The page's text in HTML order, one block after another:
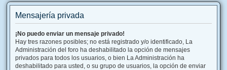
Mensajería privada
¡No puedo enviar un mensaje privado!
Hay tres razones posibles; no está registrado y/o identificado, La
Administración del foro ha deshabilitado la opción de mensajes
privados para todos los usuarios, o bien La Administración ha
deshabilitado para usted, o su grupo de usuarios, la opción de enviar